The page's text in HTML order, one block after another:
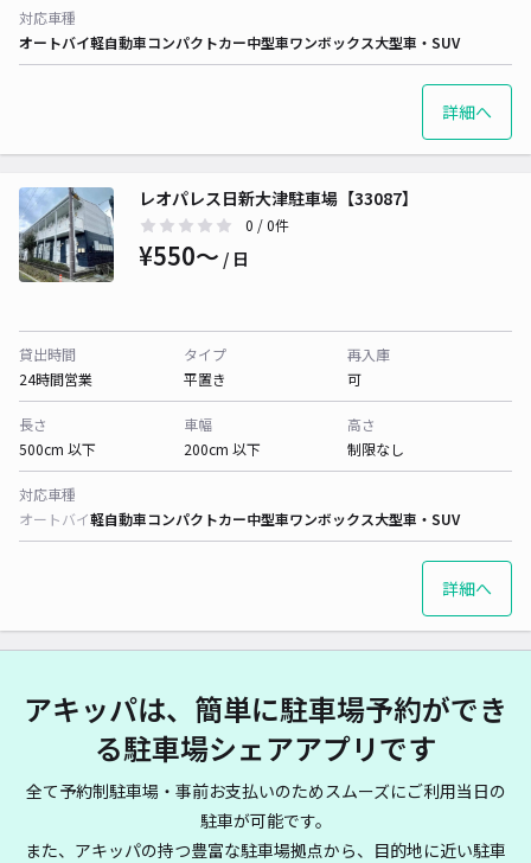
対応車種
オートバイ軽自動車コンパクトカー中型車ワンボックス大型車・SUV
詳細へ
レオパレス日新大津駐車場【33087】
0 / 0件
¥550〜 / 日
貸出時間
24時間営業
タイプ
平置き
再入庫
可
長さ
500cm 以下
車幅
200cm 以下
高さ
制限なし
対応車種
オートバイ軽自動車コンパクトカー中型車ワンボックス大型車・SUV
詳細へ
アキッパは、簡単に駐車場予約ができ
る駐車場シェアアプリです
全て予約制駐車場・事前お支払いのためスムーズにご利用当日の
駐車が可能です。
また、アキッパの持つ豊富な駐車場拠点から、目的地に近い駐車